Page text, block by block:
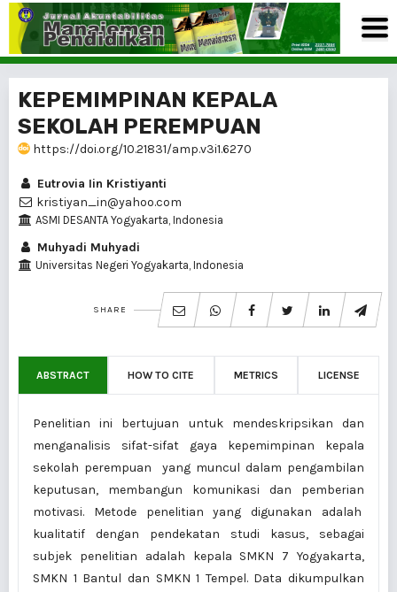
KEPEMIMPINAN KEPALA
SEKOLAH PEREMPUAN
https://doi.org/10.21831/amp.v3i1.6270
Eutrovia Iin Kristiyanti
kristiyan_in@yahoo.com
ASMI DESANTA Yogyakarta, Indonesia
Muhyadi Muhyadi
Universitas Negeri Yogyakarta, Indonesia
SHARE
ABSTRACT HOW TO CITE METRICS LICENSE
Penelitian ini bertujuan untuk mendeskripsikan dan
menganalisis sifat-sifat gaya kepemimpinan kepala
sekolah perempuan yang muncul dalam pengambilan
keputusan, membangun komunikasi dan pemberian
motivasi. Metode penelitian yang digunakan adalah
kualitatif dengan pendekatan studi kasus, sebagai
subjek penelitian adalah kepala SMKN 7 Yogyakarta,
SMKN 1 Bantul dan SMKN 1 Tempel. Data dikumpulkan